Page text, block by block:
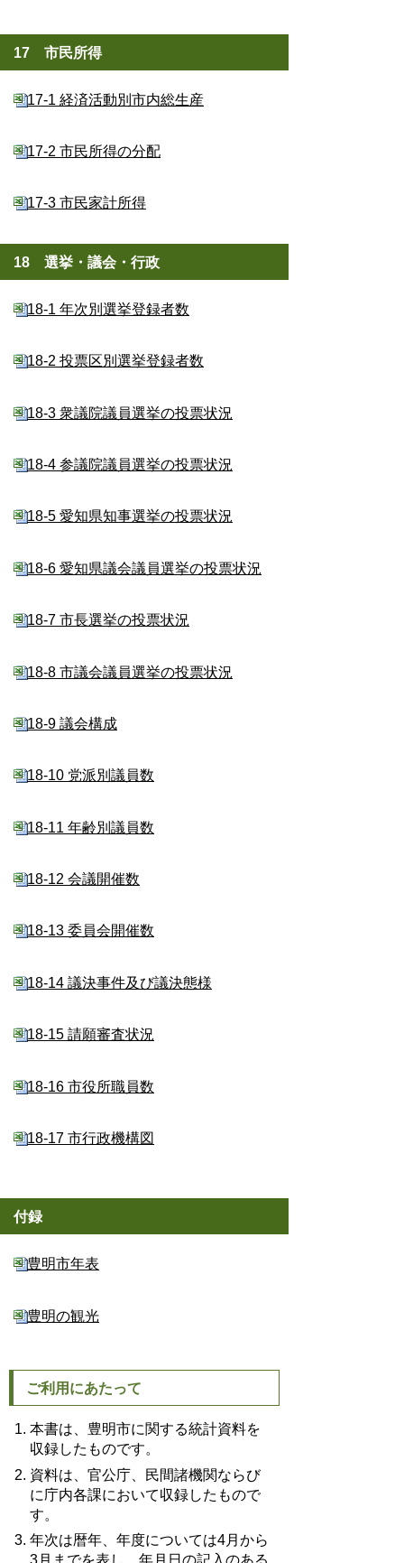
17 市民所得
17-1 経済活動別市内総生産
17-2 市民所得の分配
17-3 市民家計所得
18 選挙・議会・行政
18-1 年次別選挙登録者数
18-2 投票区別選挙登録者数
18-3 衆議院議員選挙の投票状況
18-4 参議院議員選挙の投票状況
18-5 愛知県知事選挙の投票状況
18-6 愛知県議会議員選挙の投票状況
18-7 市長選挙の投票状況
18-8 市議会議員選挙の投票状況
18-9 議会構成
18-10 党派別議員数
18-11 年齢別議員数
18-12 会議開催数
18-13 委員会開催数
18-14 議決事件及び議決態様
18-15 請願審査状況
18-16 市役所職員数
18-17 市行政機構図
付録
豊明市年表
豊明の観光
ご利用にあたって
本書は、豊明市に関する統計資料を
収録したものです。
資料は、官公庁、民間諸機関ならび
に庁内各課において収録したもので
す。
年次は暦年、年度については4月から
3月までを表し、年月日の記入のある